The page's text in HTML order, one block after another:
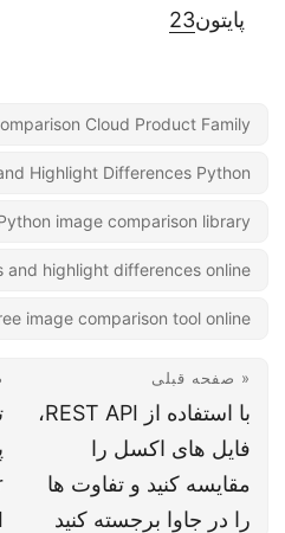
پایتون23
Cloud Product Family
Highlight Differences Python
Python image comparison library
and highlight differences online
free image comparison tool online
« صفحه قبلی
با استفاده از REST API،
فایل های اکسل را
مقایسه کنید و تفاوت ها
را در جاوا برجسته کنید